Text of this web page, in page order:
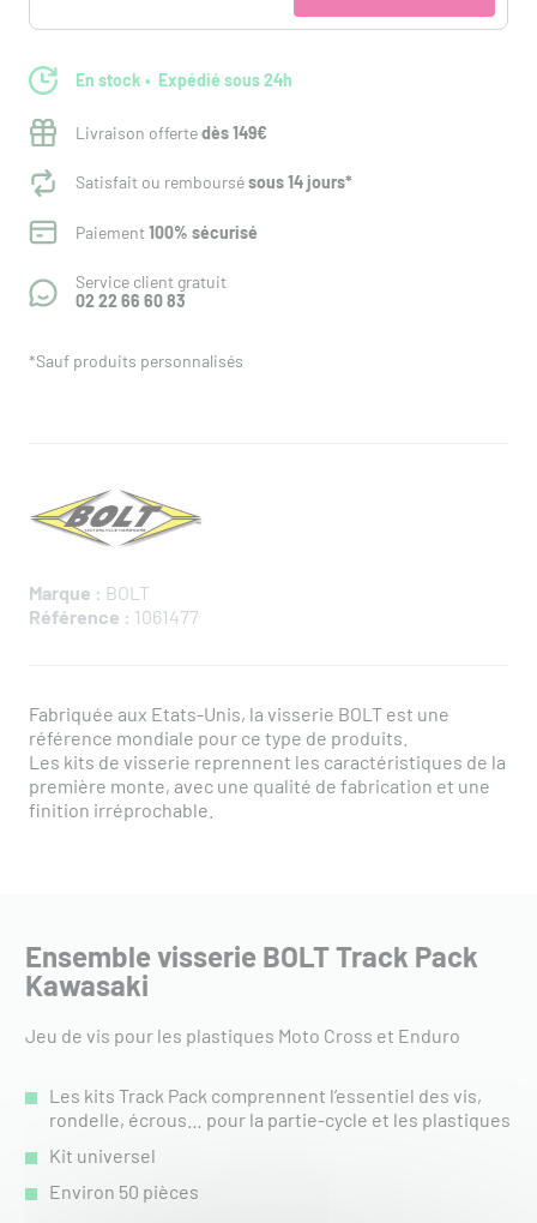
En stock Expédié sous 24h
Livraison offertedès 149€
Satisfait ou remboursésous 14 jours*
Paiement100% sécurisé
Service client gratuit
02 22 66 60 83
*Sauf produits personnalisés
Marque : BOLT
Référence : 1061477
Fabriquée aux Etats-Unis, la visserie BOLT est une
référence mondiale pour ce type de produits.
Les kits de visserie reprennent les caractéristiques de la
première monte, avec une qualité de fabrication et une
finition irréprochable.
Ensemble visserie BOLT Track Pack
Kawasaki
Jeu de vis pour les plastiques Moto Cross et Enduro
Les kits Track Pack comprennent l’essentiel des vis,
rondelle, écrous… pour la partie-cycle et les plastiques
Kit universel
Environ 50 pièces